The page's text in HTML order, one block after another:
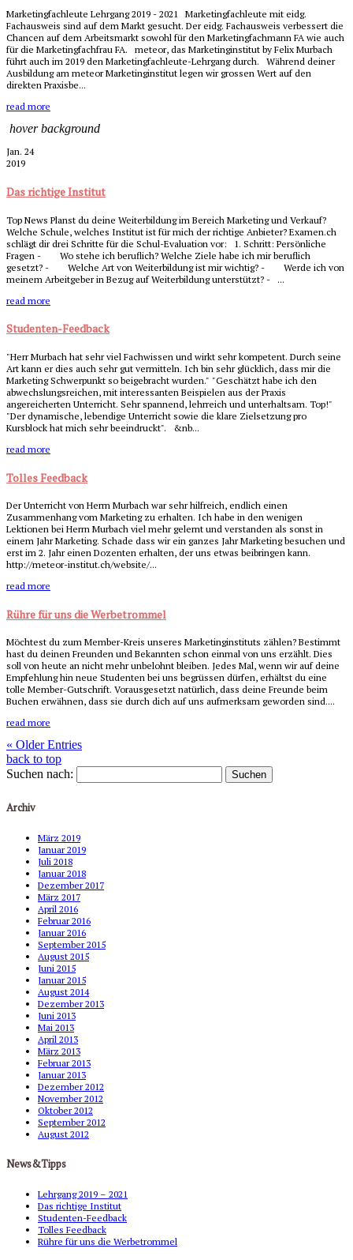
Marketingfachleute Lehrgang 2019 - 2021 Marketingfachleute mit eidg.
Fachausweis sind auf dem Markt gesucht. Der eidg. Fachausweis verbessert die
Chancen auf dem Arbeitsmarkt sowohl für den Marketingfachmann FA wie auch
für die Marketingfachfrau FA. meteor, das Marketinginstitut by Felix Murbach
führt auch im 2019 den Marketingfachleute-Lehrgang durch. Während deiner
Ausbildung am meteor Marketinginstitut legen wir grossen Wert auf den
direkten Praxisbe...
read more
hover background
Jan. 24
2019
Das richtige Institut
Top News Planst du deine Weiterbildung im Bereich Marketing und Verkauf?
Welche Schule, welches Institut ist für mich der richtige Anbieter? Examen.ch
schlägt dir drei Schritte für die Schul-Evaluation vor: 1. Schritt: Persönliche
Fragen - Wo stehe ich beruflich? Welche Ziele habe ich mir beruflich
gesetzt? - Welche Art von Weiterbildung ist mir wichtig? - Werde ich von
meinem Arbeitgeber in Bezug auf Weiterbildung unterstützt? - ...
read more
Studenten-Feedback
"Herr Murbach hat sehr viel Fachwissen und wirkt sehr kompetent. Durch seine
Art kann er dies auch sehr gut vermitteln. Ich bin sehr glücklich, dass mir die
Marketing Schwerpunkt so beigebracht wurden." "Geschätzt habe ich den
abwechslungsreichen, mit interessanten Beispielen aus der Praxis
angereicherten Unterricht. Sehr spannend, lehrreich und unterhaltsam. Top!"
"Der dynamische, lebendige Unterricht sowie die klare Zielsetzung pro
Kursblock hat mich sehr beeindruckt". &nb...
read more
Tolles Feedback
Der Unterricht von Herrn Murbach war sehr hilfreich, endlich einen
Zusammenhang vom Marketing zu erhalten. Ich habe in den wenigen
Lektionen bei Herrn Murbach viel mehr gelernt und verstanden als sonst in
einem Jahr Marketing. Schade dass wir ein ganzes Jahr Marketing besuchen und
erst im 2. Jahr einen Dozenten erhalten, der uns etwas beibringen kann.
http://meteor-institut.ch/website/...
read more
Rühre für uns die Werbetrommel
Möchtest du zum Member-Kreis unseres Marketinginstituts zählen? Bestimmt
hast du deinen Freunden und Bekannten schon einmal von uns erzählt. Dies
soll von heute an nicht mehr unbelohnt bleiben. Jedes Mal, wenn wir auf deine
Empfehlung hin neue Studenten bei uns begrüssen dürfen, erhältst du eine
tolle Member-Gutschrift. Vorausgesetzt natürlich, dass deine Freunde beim
Buchen erwähnen, dass sie durch dich auf uns aufmerksam geworden sind....
read more
« Older Entries
back to top
Suchen nach:
Archiv
März 2019
Januar 2019
Juli 2018
Januar 2018
Dezember 2017
März 2017
April 2016
Februar 2016
Januar 2016
September 2015
August 2015
Juni 2015
Januar 2015
August 2014
Dezember 2013
Juni 2013
Mai 2013
April 2013
März 2013
Februar 2013
Januar 2013
Dezember 2012
November 2012
Oktober 2012
September 2012
August 2012
News&Tipps
Lehrgang 2019 – 2021
Das richtige Institut
Studenten-Feedback
Tolles Feedback
Rühre für uns die Werbetrommel